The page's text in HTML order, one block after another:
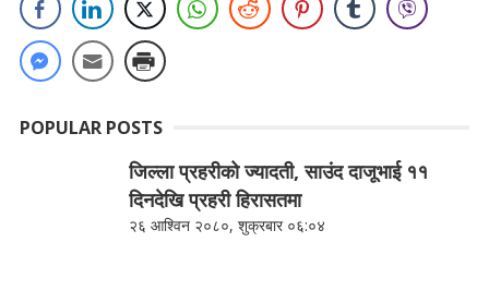
POPULAR POSTS
जिल्ला प्रहरीको ज्यादती, साउंद दाजूभाई ११
दिनदेखि प्रहरी हिरासतमा
२६ आश्विन २०८०, शुक्रबार ०६:०४